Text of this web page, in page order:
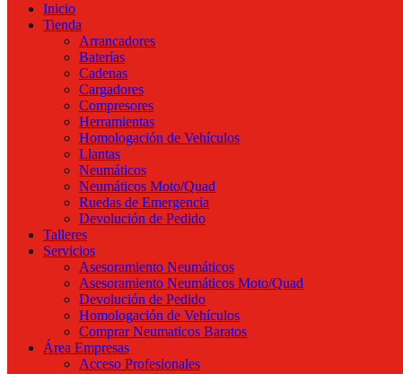
Inicio
Tienda
Arrancadores
Baterías
Cadenas
Cargadores
Compresores
Herramientas
Homologación de Vehículos
Llantas
Neumáticos
Neumáticos Moto/Quad
Ruedas de Emergencia
Devolución de Pedido
Talleres
Servicios
Asesoramiento Neumáticos
Asesoramiento Neumáticos Moto/Quad
Devolución de Pedido
Homologación de Vehículos
Comprar Neumaticos Baratos
Área Empresas
Acceso Profesionales